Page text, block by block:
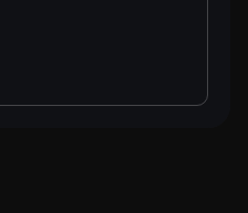
sur LinkedIn